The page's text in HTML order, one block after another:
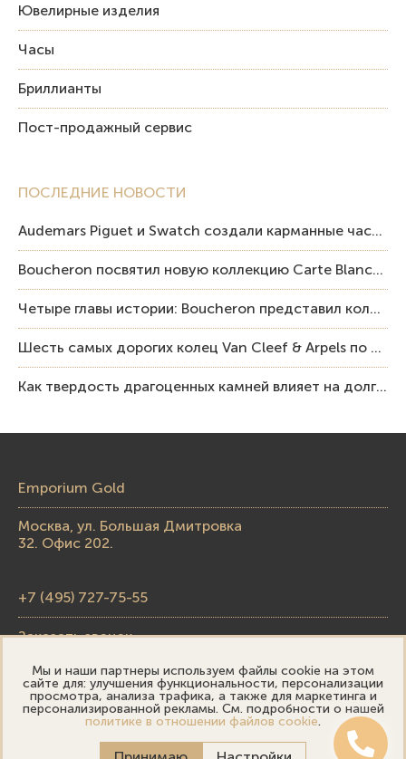
ПОСЛЕДНИЕ НОВОСТИ
Audemars Piguet и Swatch создали карманные часы в эстетике Royal Oak и Pop Art
Boucheron посвятил новую коллекцию Carte Blanche Human Being человеку и силе мастерства
Четыре главы истории: Boucheron представил коллекцию «Nom: Boucheron, Prénom: Frédéric»
Шесть самых дорогих колец Van Cleef & Arpels по итогам аукционов Sotheby’s
Как твердость драгоценных камней влияет на долговечность ювелирных изделий
Ювелирные изделия
Часы
Бриллианты
Пост-продажный сервис
Emporium Gold
Москва, ул. Большая Дмитровка
32. Офис 202.
+7 (495) 727-75-55
Заказать звонок
skupka@emporiumgold.com
sale@emporiumgold.com
Режим работы:
Мы и наши партнеры используем файлы cookie на этом
сайте для: улучшения функциональности, персонализации
просмотра, анализа трафика, а также для маркетинга и
персонализированной рекламы. См. подробности о нашей
политике в отношении файлов cookie.